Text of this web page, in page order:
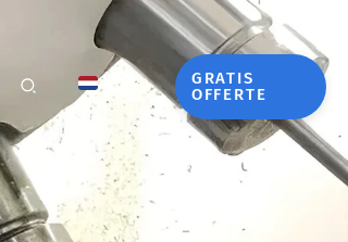
NL
FR
DE
JA
GRATIS
OFFERTE